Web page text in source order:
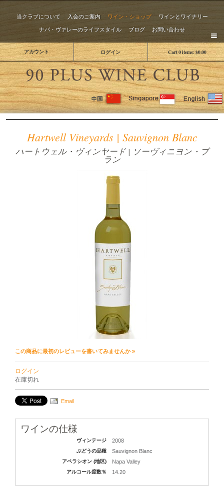
当クラブについて 入会のご案内 ワイン・ショップ
ワインとワイナリー
ナパ・ヴァレーのライフスタイル
ブログ お問い合わせ
Cart0items:$0.00
アカウント ログイン
The
Hartwell Vineyards | Sauvignon Blanc
ハートウェル・ヴィンヤード | ソーヴィニヨン・ブ
ラン
この商品に最初のレビューを書いてみませんか »
ログイン
在庫切れ
Email
ワインの仕様
ヴィンテージ 2008
ぶどうの品種 Sauvignon Blanc
アペラシオン (地区) Napa Valley
アルコール度数％ 14.20